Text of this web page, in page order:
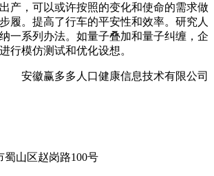
产，可以或许按照的变化和使命的需求做
履。提高了行车的平安性和效率。研究人
一系列办法。如量子叠加和量子纠缠，企
行模仿测试和优化设想。
安徽赢多多人口健康信息技术有限公司
蜀山区赵岗路100号